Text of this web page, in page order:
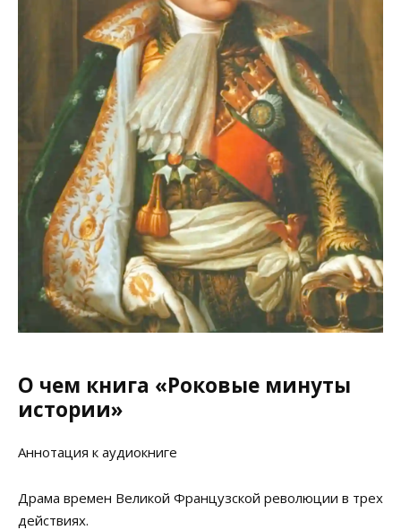
О чем книга «Роковые минуты
истории»
Аннотация к аудиокниге
Драма времен Великой Французской революции в трех
действиях.